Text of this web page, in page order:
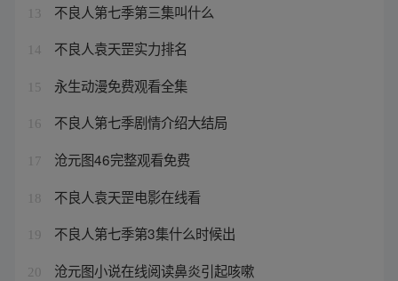
13 不良人第七季第三集叫什么
14 不良人袁天罡实力排名
15 永生动漫免费观看全集
16 不良人第七季剧情介绍大结局
17 沧元图46完整观看免费
18 不良人袁天罡电影在线看
19 不良人第七季第3集什么时候出
20 沧元图小说在线阅读鼻炎引起咳嗽